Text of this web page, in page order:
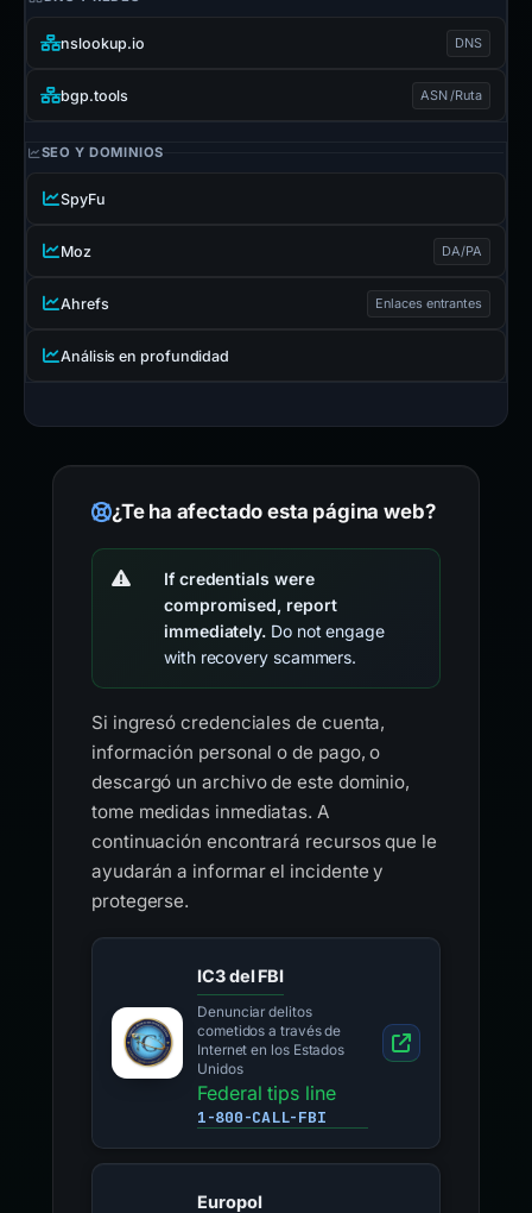
nslookup.io DNS
bgp.tools ASN /Ruta
SEO Y DOMINIOS
SpyFu
Moz DA/PA
Ahrefs Enlaces entrantes
Análisis en profundidad
¿Te ha afectado esta página web?
If credentials were
compromised, report
immediately. Do not engage
with recovery scammers.
Si ingresó credenciales de cuenta,
información personal o de pago, o
descargó un archivo de este dominio,
tome medidas inmediatas. A
continuación encontrará recursos que le
ayudarán a informar el incidente y
protegerse.
IC3 del FBI
Denunciar delitos
cometidos a través de
Internet en los Estados
Unidos
Federal tips line
1-800-CALL-FBI
Europol